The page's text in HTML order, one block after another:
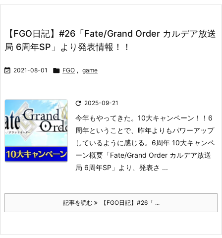
【FGO日記】#26「Fate/Grand Order カルデア放送
局 6周年SP」より発表情報！！
 2021-08-01  FGO , game
 2025-09-21
今年もやってきた。10大キャンペーン！！ 6
周年ということで、昨年よりもパワーアップ
しているように感じる。 6周年 10大キャンペ
ーン概要 「Fate/Grand Order カルデア放送
局 6周年SP」より、発表さ ...
記事を読む 【FGO日記】#26「 ...